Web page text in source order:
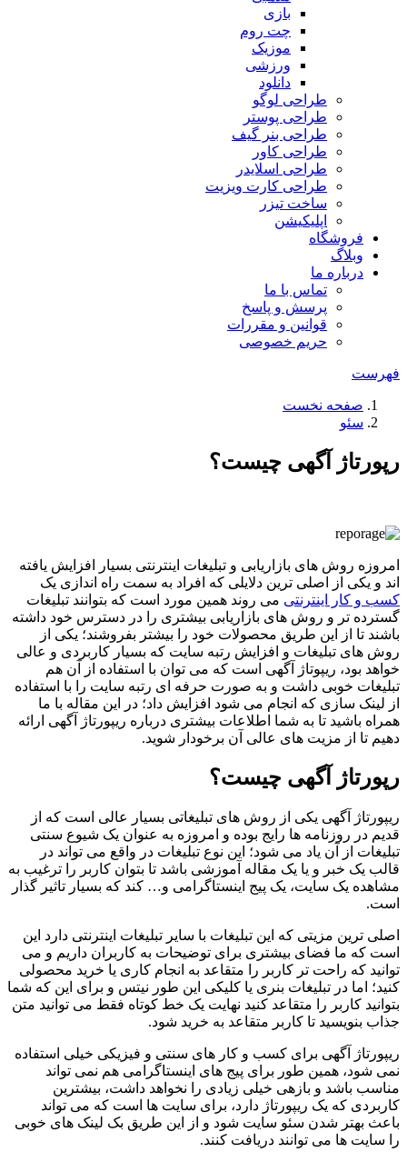
بازی
چت روم
موزیک
ورزشی
دانلود
طراحی لوگو
طراحی پوستر
طراحی بنر گیف
طراحی کاور
طراحی اسلایدر
طراحی کارت ویزیت
ساخت تیزر
اپلیکیشن
فروشگاه
وبلاگ
درباره ما
تماس با ما
پرسش و پاسخ
قوانین و مقررات
حریم خصوصی
فهرست
صفحه نخست
سئو
رپورتاژ آگهی چیست؟
امروزه روش های بازاریابی و تبلیغات اینترنتی بسیار افزایش یافته
اند و یکی از اصلی ترین دلایلی که افراد به سمت راه اندازی یک
کسب و کار اینترنتی می روند همین مورد است که بتوانند تبلیغات
گسترده تر و روش های بازاریابی بیشتری را در دسترس خود داشته
باشند تا از این طریق محصولات خود را بیشتر بفروشند؛ یکی از
روش های تبلیغات و افزایش رتبه سایت که بسیار کاربردی و عالی
خواهد بود، ریپوتاژ آگهی است که می توان با استفاده از آن هم
تبلیغات خوبی داشت و به صورت حرفه ای رتبه سایت را با استفاده
از لینک سازی که انجام می شود افزایش داد؛ در این مقاله با ما
همراه باشید تا به شما اطلاعات بیشتری درباره ریپورتاژ آگهی ارائه
دهیم تا از مزیت های عالی آن برخودار شوید.
رپورتاژ آگهی چیست؟
ریپورتاژ آگهی یکی از روش های تبلیغاتی بسیار عالی است که از
قدیم در روزنامه ها رایج بوده و امروزه به عنوان یک شیوع سنتی
تبلیغات از آن یاد می شود؛ این نوع تبلیغات در واقع می تواند در
قالب یک خبر و یا یک مقاله آموزشی باشد تا بتوان کاربر را ترغیب به
مشاهده یک سایت، یک پیج اینستاگرامی و… کند که بسیار تاثیر گذار
است.
اصلی ترین مزیتی که این تبلیغات با سایر تبلیغات اینترنتی دارد این
است که ما فضای بیشتری برای توضیحات به کاربران داریم و می
توانید که راحت تر کاربر را متقاعد به انجام کاری یا خرید محصولی
کنید؛ اما در تبلیغات بنری یا کلیکی این طور نیتس و برای این که شما
بتوانید کاربر را متقاعد کنید نهایت یک خط کوتاه فقط می توانید متن
جذاب بنویسید تا کاربر متقاعد به خرید شود.
ریپورتاژ آگهی برای کسب و کار های سنتی و فیزیکی خیلی استفاده
نمی شود، همین طور برای پیج های اینستاگرامی هم نمی تواند
مناسب باشد و بازهی خیلی زیادی را نخواهد داشت، بیشترین
کاربردی که یک ریپورتاژ دارد، برای سایت ها است که می تواند
باعث بهتر شدن سئو سایت شود و از این طریق بک لینک های خوبی
را سایت ها می توانند دریافت کنند.